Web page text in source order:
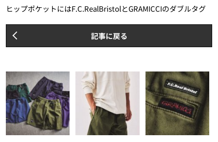
ヒップポケットにはF.C.RealBristolとGRAMICCIのダブルタグ
記事に戻る